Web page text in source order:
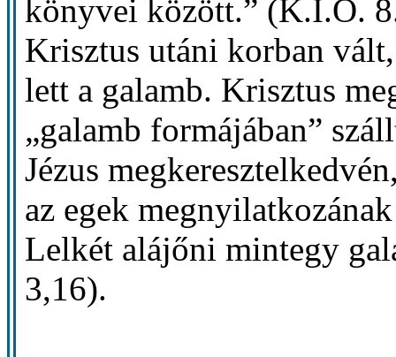
könyvei között.” (K.I.O.
Krisztus utáni korban
lett a galamb. Krisztus
„galamb formájában”
Jézus
az egek
Lelkét alájőni mintegy
3,16).